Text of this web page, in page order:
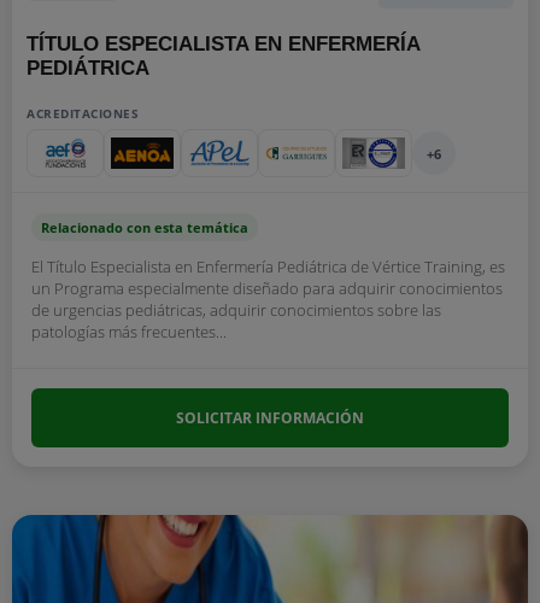
TÍTULO ESPECIALISTA EN ENFERMERÍA
PEDIÁTRICA
ACREDITACIONES
+6
Relacionado con esta temática
El Título Especialista en Enfermería Pediátrica de Vértice Training, es
un Programa especialmente diseñado para adquirir conocimientos
de urgencias pediátricas, adquirir conocimientos sobre las
patologías más frecuentes...
SOLICITAR INFORMACIÓN